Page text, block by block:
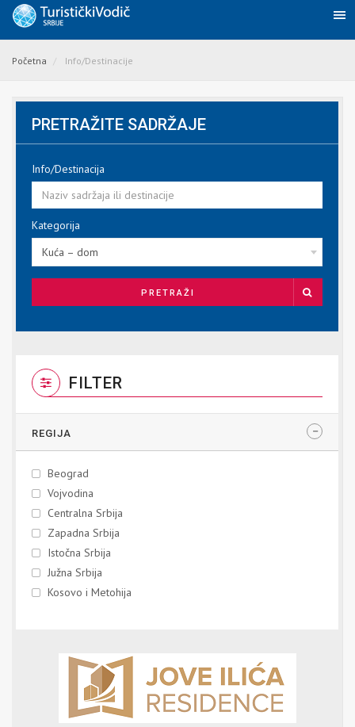
Početna Info/Destinacije
PRETRAŽITE SADRŽAJE
Info/Destinacija
Kategorija
Kuća – dom
PRETRAŽI
FILTER
REGIJA
Beograd
Vojvodina
Centralna Srbija
Zapadna Srbija
Istočna Srbija
Južna Srbija
Kosovo i Metohija